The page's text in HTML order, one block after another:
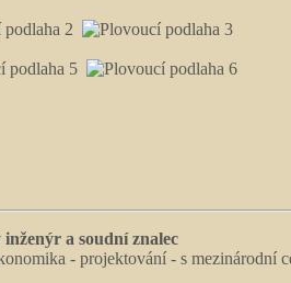
a soudní znalec
- projektování - s mezinárodní